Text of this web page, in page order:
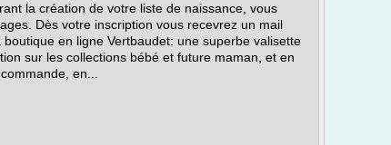
la création de votre liste de naissance, vous
Dès votre inscription vous recevrez un mail
en ligne Vertbaudet: une superbe valisette
sur les collections bébé et future maman, et en
en...